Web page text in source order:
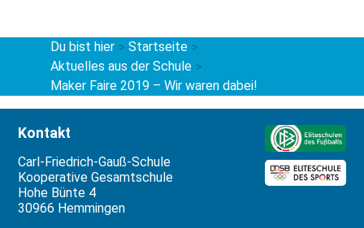
Du bist hier > Startseite >
Aktuelles aus der Schule >
Maker Faire 2019 – Wir waren dabei!
Kontakt
Carl-Friedrich-Gauß-Schule
Kooperative Gesamtschule
Hohe Bünte 4
30966 Hemmingen